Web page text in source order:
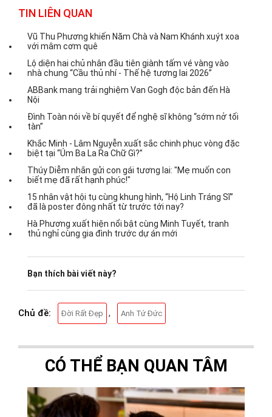
TIN LIÊN QUAN
Vũ Thu Phương khiến Năm Chà và Nam Khánh xuýt xoa
với mâm cơm quê
Lộ diện hai chủ nhân đầu tiên giành tấm vé vàng vào
nhà chung “Cầu thủ nhí - Thế hệ tương lai 2026”
ABBank mang trải nghiệm Van Gogh độc bản đến Hà
Nội
Đình Toàn nói về bí quyết để nghệ sĩ không “sớm nở tối
tàn”
Khắc Minh - Lâm Nguyễn xuất sắc chinh phục vòng đặc
biệt tại “Úm Ba La Ra Chữ Gì?”
Thúy Diễm nhắn gửi con gái tương lai: "Mẹ muốn con
biết mẹ đã rất hạnh phúc!"
15 nhân vật hội tụ cùng khung hình, “Hộ Linh Tráng Sĩ”
đã là poster đông nhất từ trước tới nay?
Hà Phương xuất hiện nổi bật cùng Minh Tuyết, tranh
thủ nghỉ cùng gia đình trước dự án mới
Bạn thích bài viết này?
Chủ đề: Đời Rất Đẹp , Anh Tứ Đức
CÓ THỂ BẠN QUAN TÂM